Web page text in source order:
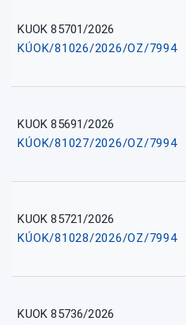
KUOK 85701/2026
KÚOK/81026/2026/OZ/7994
KUOK 85691/2026
KÚOK/81027/2026/OZ/7994
KUOK 85721/2026
KÚOK/81028/2026/OZ/7994
KUOK 85736/2026